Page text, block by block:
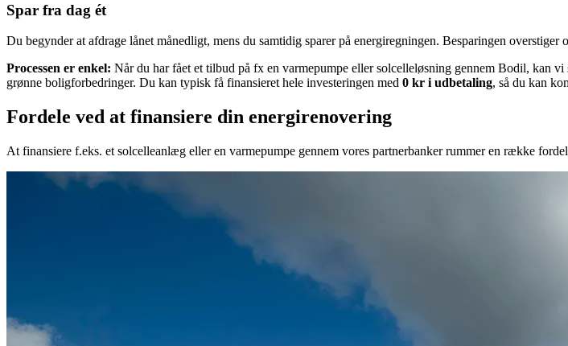
Spar fra dag ét
Du begynder at afdrage lånet månedligt, mens du samtidig sparer på energiregningen. Besparingen overstiger
Processen er enkel: Når du har fået et tilbud på fx en varmepumpe eller solcelleløsning gennem Bodil, kan
grønne boligforbedringer. Du kan typisk få finansieret hele investeringen med 0 kr i udbetaling, så du kan
Fordele ved at finansiere din energirenovering
At finansiere f.eks. et solcelleanlæg eller en varmepumpe gennem vores partnerbanker rummer en række